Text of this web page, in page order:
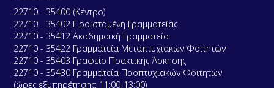
22710 - 35400 (Κέντρο)
22710 - 35402 Προϊσταμένη Γραμματείας
22710 - 35412 Ακαδημαϊκή Γραμματεία
22710 - 35422 Γραμματεία Μεταπτυχιακών Φοιτητών
22710 - 35403 Γραφείο Πρακτικής Άσκησης
22710 - 35430 Γραμματεία Προπτυχιακών Φοιτητών
(ώρες εξυπηρέτησης: 11:00-13:00)